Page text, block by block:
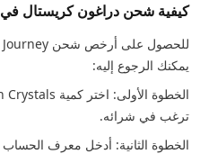
كيفية شحن دراغون كريستال في AFK Journey
يمكنك الرجوع إليه:
ترغب في شرائه.